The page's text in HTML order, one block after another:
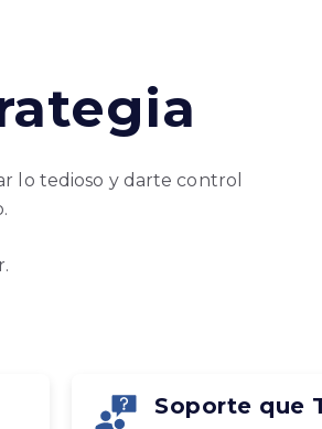
lo tedioso y darte control
Soporte que